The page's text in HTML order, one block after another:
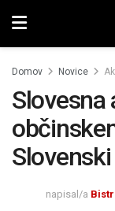
Domov Novice
Slovesna
napisal/a